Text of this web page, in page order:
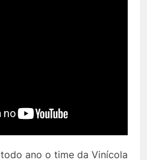
ano o time da Vinícola